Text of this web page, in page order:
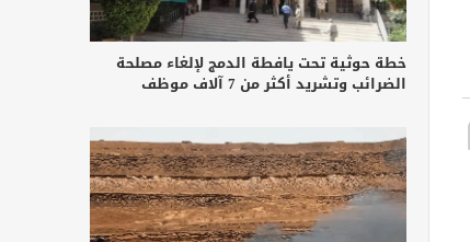
خطة حوثية تحت يافطة الدمج لإلغاء مصلحة
الضرائب وتشريد أكثر من 7 آلاف موظف